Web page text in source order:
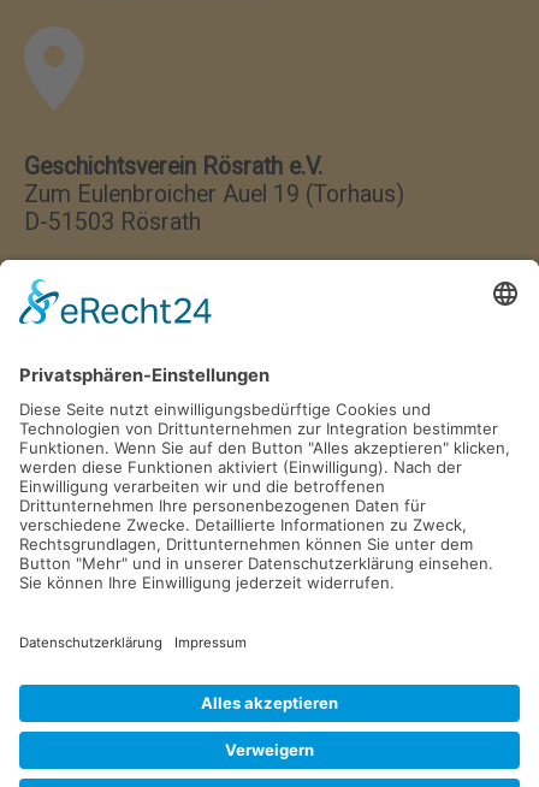
Geschichtsverein Rösrath e.V.
Zum Eulenbroicher Auel 19 (Torhaus)
D-51503 Rösrath
Wir haben jeden Donnerstag
von 17:00–18:00 Uhr geöffnet.
Postfach 1329
D-51494 Rösrath
info@gv-roesrath.de
2026 © GESCHICHTSVEREIN RÖSRATH e.V.